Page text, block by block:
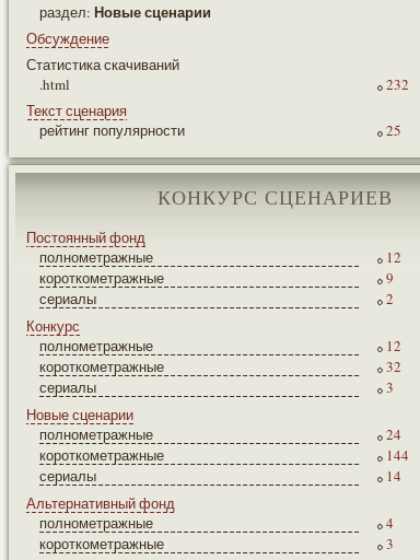
раздел: Новые сценарии
Обсуждение
Статистика скачиваний
.html
232
Текст сценария
рейтинг популярности
25
КОНКУРС СЦЕНАРИЕВ
Постоянный фонд
полнометражные
12
короткометражные
9
сериалы
2
Конкурс
полнометражные
12
короткометражные
32
сериалы
3
Новые сценарии
полнометражные
24
короткометражные
144
сериалы
14
Альтернативный фонд
полнометражные
4
короткометражные
3